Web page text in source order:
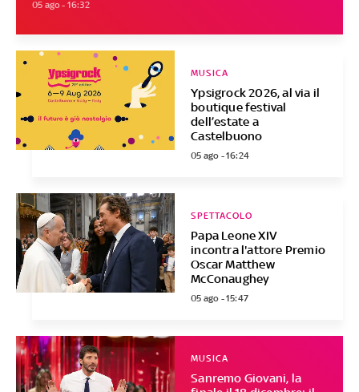
05 ago - 16:32
Ypsigrock 2026, al via il
boutique festival
dell’estate a
Castelbuono
MUSICA
05 ago - 16:24
Papa Leone XIV
incontra l'attore Premio
Oscar Matthew
McConaughey
SPETTACOLO
05 ago - 15:47
Sanremo Giovani, la
MUSICA